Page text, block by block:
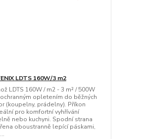
LDTS 160W/3 m2
LDTS 160W / m2 - 3 m² / 500W
opletením do běžných
(koupelny, prádelny). Příkon
pro komfortní vyhřívání
nebo kuchyni. Spodní strana
oboustranně lepící páskami,